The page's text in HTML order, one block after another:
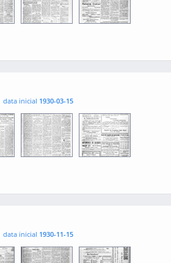
0003 0004
data inicial 1930-03-15
0003 0004
data inicial 1930-11-15